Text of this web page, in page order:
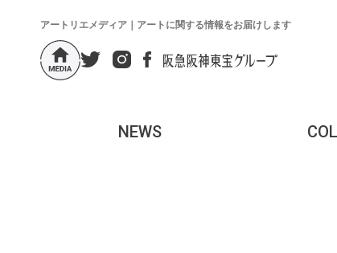
アートリエメディア｜アートに関する情報をお届けします
NEWS